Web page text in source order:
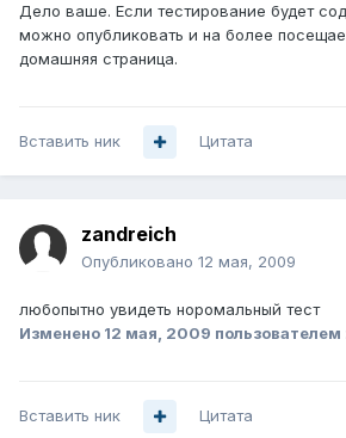
Дело ваше. Если тестирование будет
можно опубликовать и на более
домашняя страница.
Вставить ник Цитата
zandreich
Опубликовано 12 мая, 2009
любопытно увидеть норомальный тест
Изменено 12 мая, 2009
Вставить ник Цитата